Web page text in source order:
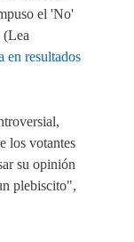
el 'No'
(Lea
en resultados
los votantes
su opinión
plebiscito",